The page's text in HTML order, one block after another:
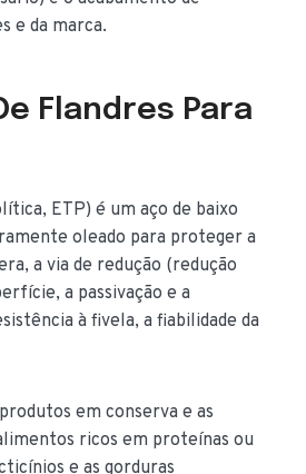
e da marca.
Flandres Para
ETP) é um aço de baixo
oleado para proteger a
a via de redução (redução
a passivação e a
à fivela, a fiabilidade da
em conserva e as
ricos em proteínas ou
e as gorduras